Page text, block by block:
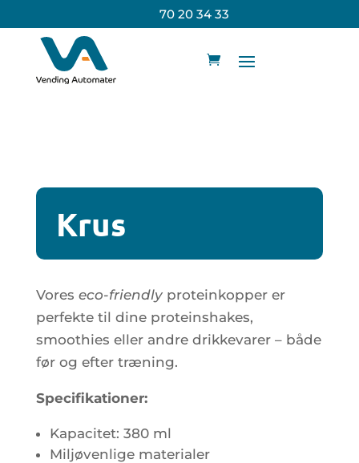
70 20 34 33
Krus
Vores eco-friendlyproteinkopper er
perfekte til dine proteinshakes,
smoothies eller andre drikkevarer – både
før og efter træning.
Specifikationer:
Kapacitet: 380 ml
Miljøvenlige materialer